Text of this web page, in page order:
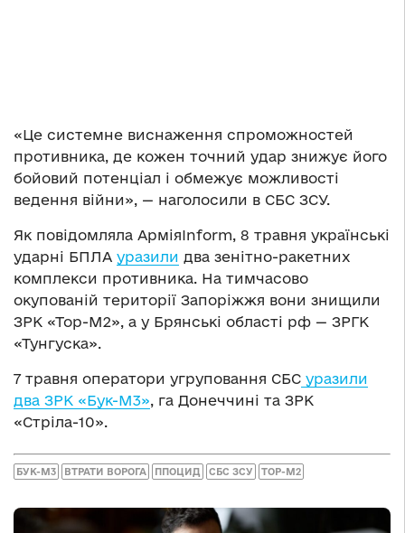
«Це системне виснаження спроможностей
противника, де кожен точний удар знижує його
бойовий потенціал і обмежує можливості
ведення війни», — наголосили в СБС ЗСУ.
Як повідомляла АрміяInform, 8 травня українські
ударні БПЛА уразили два зенітно-ракетних
комплекси противника. На тимчасово
окупованій території Запоріжжя вони знищили
ЗРК «Тор-М2», а у Брянські області рф — ЗРГК
«Тунгуска».
7 травня оператори угруповання СБС уразили
два ЗРК «Бук-М3», га Донеччині та ЗРК
«Стріла-10».
БУК-М3 ВТРАТИ ВОРОГА ППОЦИД СБС ЗСУ ТОР-М2